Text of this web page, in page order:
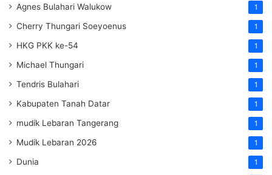
Agnes Bulahari Walukow 1
Cherry Thungari Soeyoenus 1
HKG PKK ke-54 1
Michael Thungari 1
Tendris Bulahari 1
Kabupaten Tanah Datar 1
mudik Lebaran Tangerang 1
Mudik Lebaran 2026 1
Dunia 1